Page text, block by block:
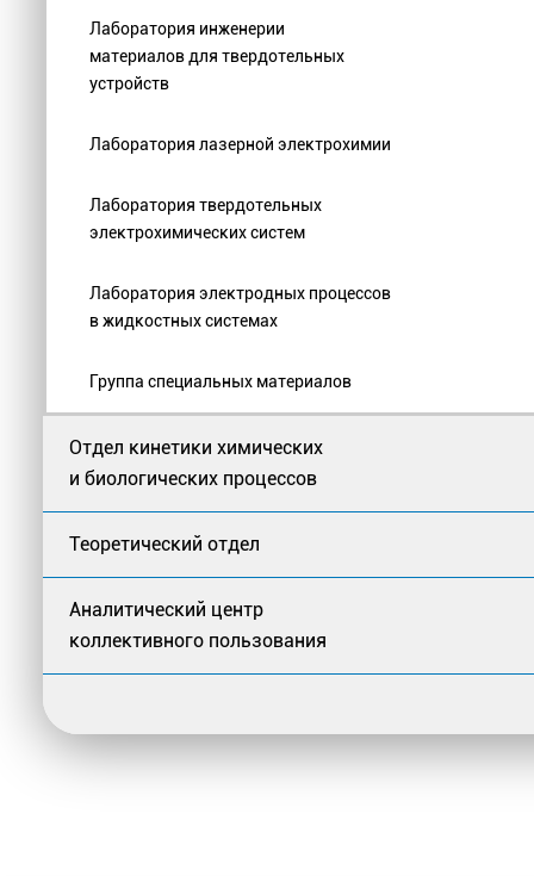
Лаборатория инженерии
материалов для твердотельных
устройств
Лаборатория лазерной электрохимии
Лаборатория твердотельных
электрохимических систем
Лаборатория электродных процессов
в жидкостных системах
Группа специальных материалов
Отдел кинетики химических
и биологических процессов
Теоретический отдел
Аналитический центр
коллективного пользования